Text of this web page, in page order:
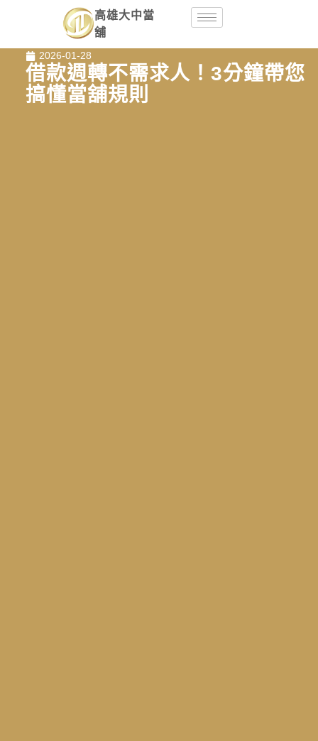
高雄大中當
舖
2026-01-28
借款週轉不需求人！3分鐘帶您
搞懂當舖規則